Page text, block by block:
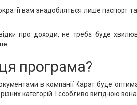
вам знадобляться лише паспорт
про доходи, не треба буде
програма?
в компанії Карат буде
категорій. І особливо вигідною